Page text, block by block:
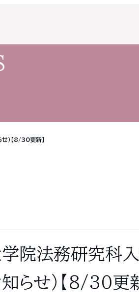
）【8/30更新】
院法務研究科入
らせ）【8/30更